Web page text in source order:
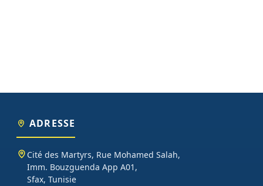
ADRESSE
Cité des Martyrs, Rue Mohamed Salah,
Imm. Bouzguenda App A01,
Sfax, Tunisie